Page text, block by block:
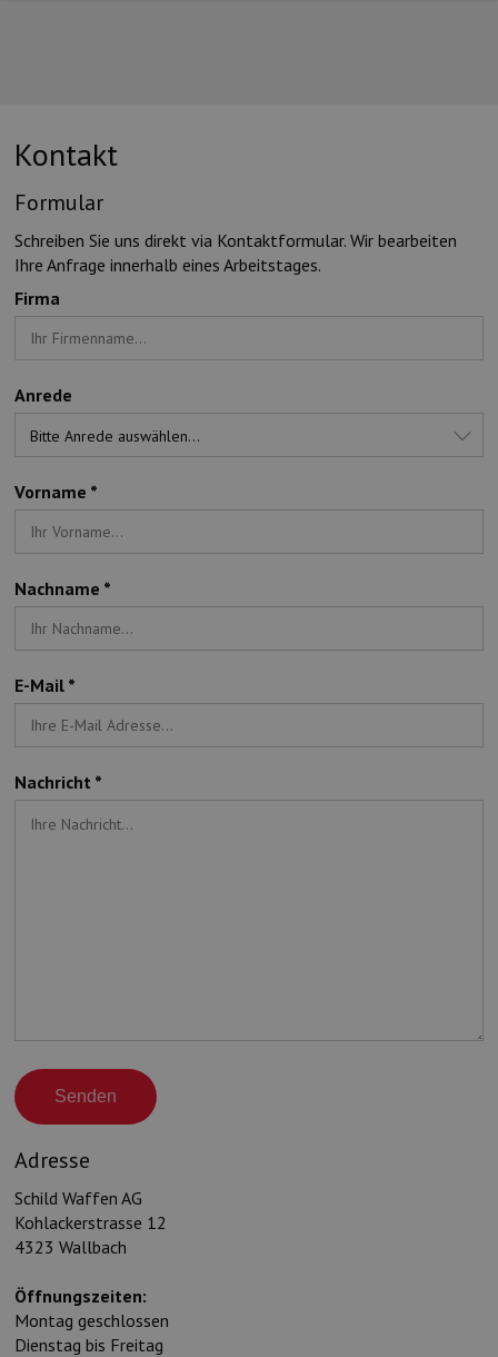
Kontakt
Formular
Schreiben Sie uns direkt via Kontaktformular. Wir bearbeiten
Ihre Anfrage innerhalb eines Arbeitstages.
Firma
Anrede
Vorname *
Nachname *
E-Mail *
Nachricht *
Senden
Adresse
Schild Waffen AG
Kohlackerstrasse 12
4323 Wallbach
Öffnungszeiten:
Montag geschlossen
Dienstag bis Freitag
UNSERE TOP-MARKEN
Munition
Lampen und Zubehör